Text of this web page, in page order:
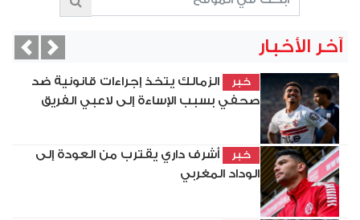
آخر الأخبار
خبر
الزمالك يتخذ إجراءات قانونية ضد
صحفي بسبب الإساءة إلى لاعبي الفريق
خبر
أشرف داري يقترب من العودة إلى
الوداد المغربي
Next